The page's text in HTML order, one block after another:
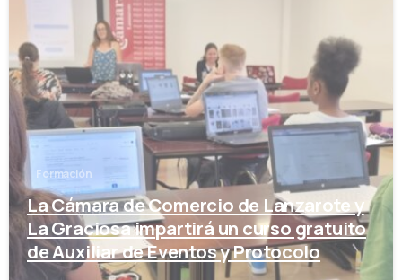
Formación
La Cámara de Comercio de Lanzarote y
La Graciosa impartirá un curso gratuito
de Auxiliar de Eventos y Protocolo